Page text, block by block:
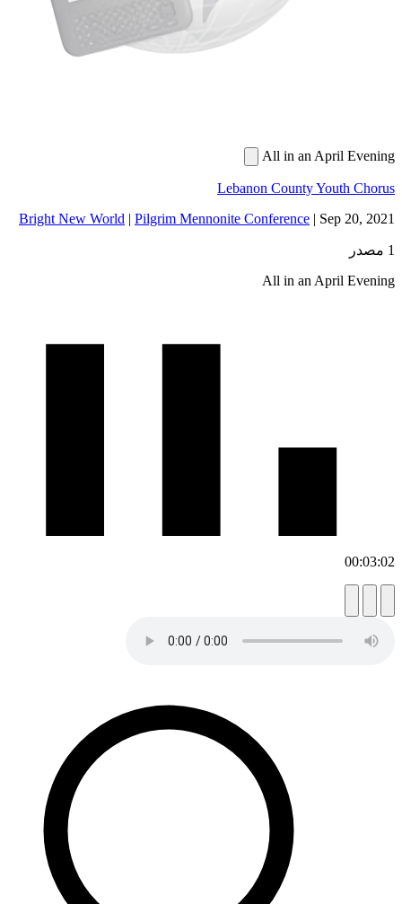
All in an April
Lebanon County
Bright New World |Pilgrim Mennonite Conference |Sep
All in an April